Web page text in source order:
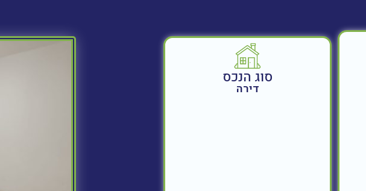
סוג הנכס
דירה